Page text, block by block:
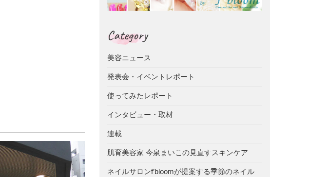
Category
美容ニュース
発表会・イベントレポート
使ってみたレポート
インタビュー・取材
連載
肌育美容家 今泉まいこの見直すスキンケア
ネイルサロンf’bloomが提案する季節のネイル